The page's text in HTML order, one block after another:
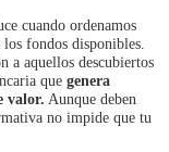
cuando ordenamos
fondos disponibles.
a aquellos descubiertos
que genera
valor. Aunque deben
no impide que tu